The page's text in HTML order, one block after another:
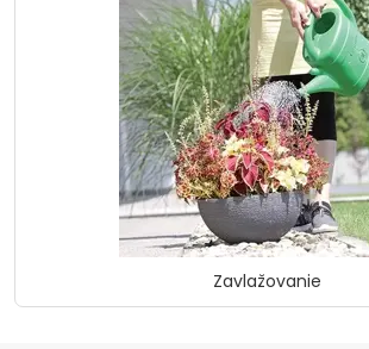
Zavlažovanie